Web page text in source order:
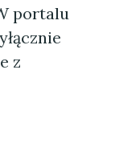
portalu
z